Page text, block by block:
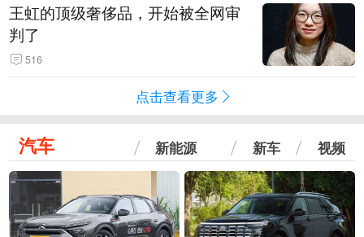
王虹的顶级奢侈品，开始被全网审
判了
516
点击查看更多
汽车 新能源 新车 视频